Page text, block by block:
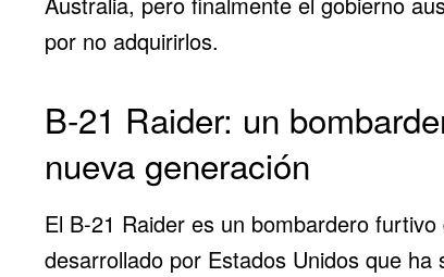
por no adquirirlos.
B-21 Raider: un
nueva generación
El B-21 Raider es un bombardero
desarrollado por Estados Unidos que ha